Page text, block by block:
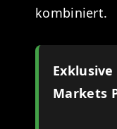
kombiniert.
Markets